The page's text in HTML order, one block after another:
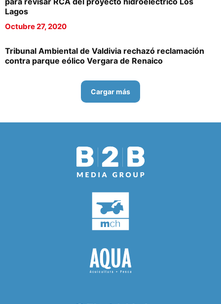
Lagos
Octubre 27, 2020
Tribunal Ambiental de Valdivia rechazó reclamación
contra parque eólico Vergara de Renaico
Cargar más